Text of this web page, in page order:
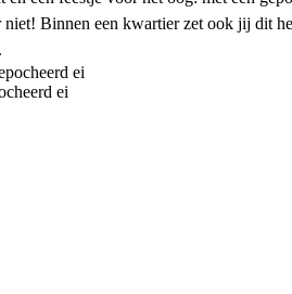
Binnen een kwartier zet ook jij dit
.
ei
ei